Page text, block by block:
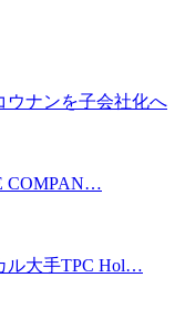
ウナンを子会社化へ
COMPAN…
ル大手TPC Hol…